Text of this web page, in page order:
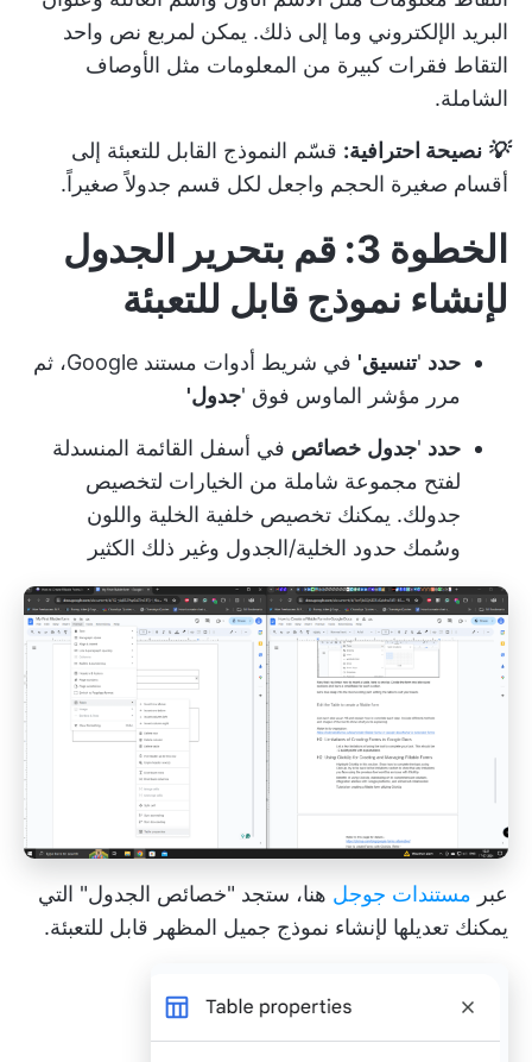
البريد الإلكتروني وما إلى ذلك. يمكن لمربع نص واحد
التقاط فقرات كبيرة من المعلومات مثل الأوصاف
الشاملة.
💡 نصيحة احترافية: قسّم النموذج القابل للتعبئة إلى
أقسام صغيرة الحجم واجعل لكل قسم جدولاً صغيراً.
الخطوة 3: قم بتحرير الجدول
لإنشاء نموذج قابل للتعبئة
حدد 'تنسيق'
في شريط أدوات مستند Google، ثم
مرر مؤشر الماوس فوق 'جدول'
حدد 'جدول خصائص في أسفل القائمة المنسدلة
لفتح مجموعة شاملة من الخيارات لتخصيص
جدولك. يمكنك تخصيص خلفية الخلية واللون
وسُمك حدود الخلية/الجدول وغير ذلك الكثير
عبر مستندات جوجل هنا، ستجد "خصائص الجدول" التي
يمكنك تعديلها لإنشاء نموذج جميل المظهر قابل للتعبئة.